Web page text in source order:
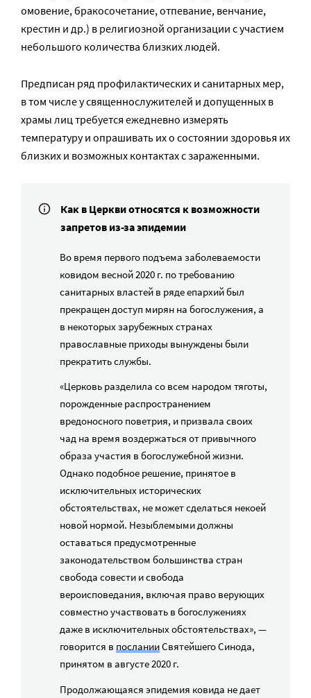
омовение, бракосочетание, отпевание, венчание,
крестин и др.) в религиозной организации с участием
небольшого количества близких людей.
Предписан ряд профилактических и санитарных мер,
в том числе у священнослужителей и допущенных в
храмы лиц требуется ежедневно измерять
температуру и опрашивать их о состоянии здоровья их
близких и возможных контактах с зараженными.
Как в Церкви относятся к возможности
запретов из-за эпидемии
Во время первого подъема заболеваемости
ковидом весной 2020 г. по требованию
санитарных властей в ряде епархий был
прекращен доступ мирян на богослужения, а
в некоторых зарубежных странах
православные приходы вынуждены были
прекратить службы.
«Церковь разделила со всем народом тяготы,
порожденные распространением
вредоносного поветрия, и призвала своих
чад на время воздержаться от привычного
образа участия в богослужебной жизни.
Однако подобное решение, принятое в
исключительных исторических
обстоятельствах, не может сделаться некоей
новой нормой. Незыблемыми должны
оставаться предусмотренные
законодательством большинства стран
свобода совести и свобода
вероисповедания, включая право верующих
совместно участвовать в богослужениях
даже в исключительных обстоятельствах», —
говорится в посланииСвятейшего Синода,
принятом в августе 2020 г.
Продолжающаяся эпидемия ковида не дает